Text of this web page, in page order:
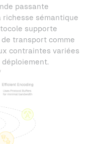
passante
sémantique
supporte
transport comme
contraintes variées